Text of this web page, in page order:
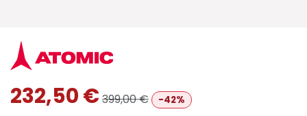
232,50€399,00€ -42%